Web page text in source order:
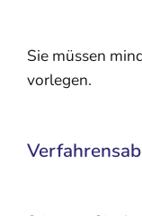
Sie müssen
vorlegen.